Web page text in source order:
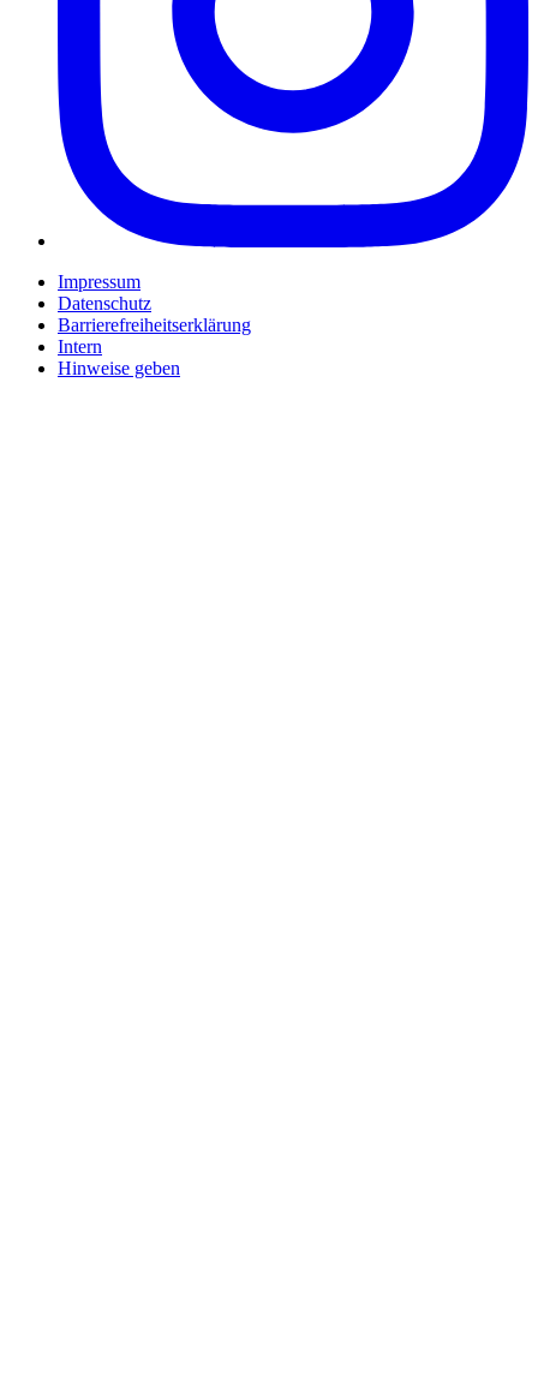
Impressum
Datenschutz
Barrierefreiheitserklärung
Intern
Hinweise geben